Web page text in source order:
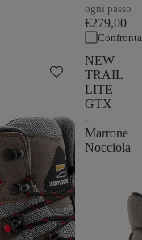
ogni passo
€279,00
Confronta
NEW
TRAIL
LITE
GTX
-
Marrone
Nocciola